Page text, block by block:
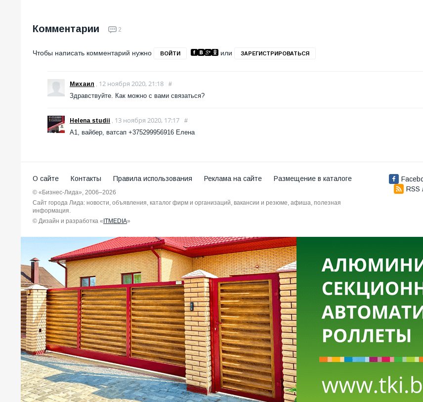
Комментарии 2
Чтобы написать комментарий нужно ВОЙТИ или ЗАРЕГИСТРИРОВАТЬСЯ
Михаил , 12 ноября 2020, 21:18 #
Здравствуйте. Как можно с вами связаться?
Helena studii , 13 ноября 2020, 17:17 #
А1, вайбер, ватсап +375299956916 Елена
О сайте Контакты Правила использования Реклама на сайте Размещение в каталоге
© «Бизнес-Лида», 2006–2026
Сайт города Лида: новости, объявления, каталог фирм и организаций, вакансии и резюме, афиша, полезная
информация.
© Дизайн и разработка « ITMEDIA»
RSS